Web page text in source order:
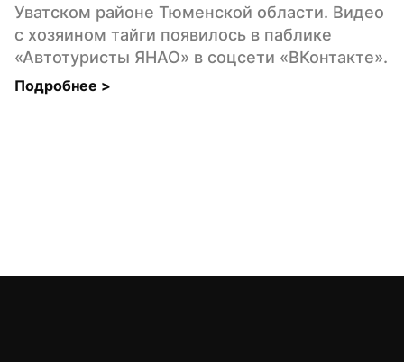
Уватском районе Тюменской области. Видео
с хозяином тайги появилось в паблике
«Автотуристы ЯНАО» в соцсети «ВКонтакте».
Подробнее >